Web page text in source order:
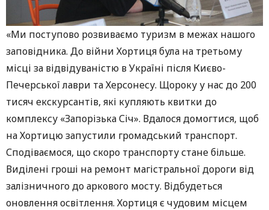
«Ми поступово розвиваємо туризм в межах нашого
заповідника. До війни Хортиця була на третьому
місці за відвідуваністю в Україні після Києво-
Печерської лаври та Херсонесу. Щороку у нас до 200
тисяч екскурсантів, які купляють квитки до
комплексу «Запорізька Січ». Вдалося домогтися, щоб
на Хортицю запустили громадський транспорт.
Сподіваємося, що скоро транспорту стане більше.
Виділені гроші на ремонт магістральної дороги від
залізничного до аркового мосту. Відбудеться
оновлення освітлення. Хортиця є чудовим місцем